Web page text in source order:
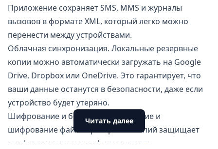
Приложение сохраняет SMS, MMS и журналы
вызовов в формате XML, который легко можно
перенести между устройствами.
Облачная синхронизация. Локальные резервные
копии можно автоматически загружать на Google
Drive, Dropbox или OneDrive. Это гарантирует, что
ваши данные останутся в безопасности, даже если
устройство будет утеряно.
Шифрование и безопасность. Сжатие и
шифрование файлов резервных копий защищает
конфиденциальную информацию от
Читать далее